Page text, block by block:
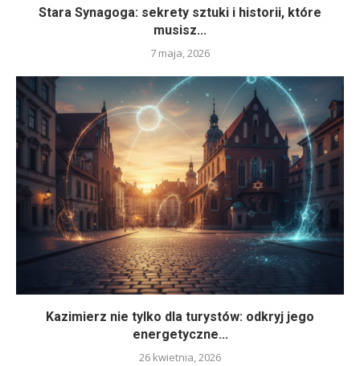
Stara Synagoga: sekrety sztuki i historii, które
musisz...
7 maja, 2026
Kazimierz nie tylko dla turystów: odkryj jego
energetyczne...
26 kwietnia, 2026